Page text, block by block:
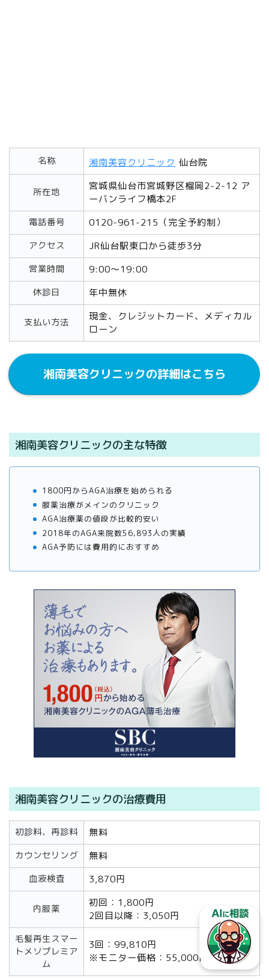
名称 湘南美容クリニック 仙台院
所在地
宮城県仙台市宮城野区榴岡2-2-12 ア
ーバンライフ橋本2F
電話番号 0120-961-215（完全予約制）
アクセス JR仙台駅東口から徒歩3分
営業時間 9:00～19:00
休診日 年中無休
支払い方法
現金、クレジットカード、メディカル
ローン
湘南美容クリニックの詳細はこちら
湘南美容クリニックの主な特徴
1800円からAGA治療を始められる
服薬治療がメインのクリニック
AGA治療薬の値段が比較的安い
2018年のAGA来院数56,893人の実績
AGA予防には費用的におすすめ
湘南美容クリニックの治療費用
初診料、再診料 無料
カウンセリング 無料
血液検査 3,870円
内服薬
初回：1,800円
2回目以降：3,050円
毛髪再生スマー
トメソプレミア
ム
3回：99,810円
※モニター価格：55,000円